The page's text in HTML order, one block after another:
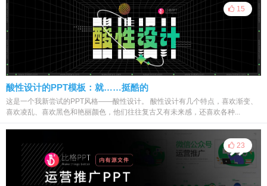
15
酸性设计的PPT模板：就……挺酷的
这是一个我新尝试的PPT风格——酸性设计。 酸性设计有几个特点，喜欢渐变、
喜欢凌乱、喜欢黑色和艳丽颜色，他们往往复古又有未来感，还喜欢各种...
23